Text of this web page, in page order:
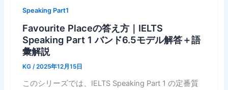
Speaking Part1
Favourite Placeの答え方｜IELTS
Speaking Part 1 バンド6.5モデル解答＋語
彙解説
KG/2025年12月15日
このシリーズでは、IELTS Speaking Part 1 の定番質